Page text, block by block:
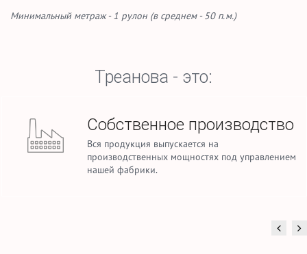
Минимальный метраж - 1 рулон (в среднем - 50 п.м.)
Треанова - это:
Собственное производство
Вся продукция выпускается на
производственных мощностях под управлением
нашей фабрики.